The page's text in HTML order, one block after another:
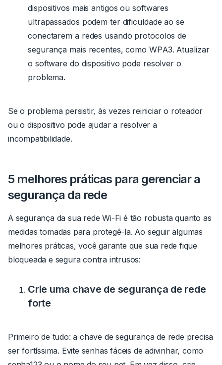
dispositivos mais antigos ou softwares
ultrapassados podem ter dificuldade ao se
conectarem a redes usando protocolos de
segurança mais recentes, como WPA3. Atualizar
o software do dispositivo pode resolver o
problema.
Se o problema persistir, às vezes reiniciar o roteador
ou o dispositivo pode ajudar a resolver a
incompatibilidade.
5 melhores práticas para gerenciar a
segurança da rede
A segurança da sua rede Wi-Fi é tão robusta quanto as
medidas tomadas para protegê-la. Ao seguir algumas
melhores práticas, você garante que sua rede fique
bloqueada e segura contra intrusos:
Crie uma chave de segurança de rede
forte
Primeiro de tudo: a chave de segurança de rede precisa
ser fortíssima. Evite senhas fáceis de adivinhar, como